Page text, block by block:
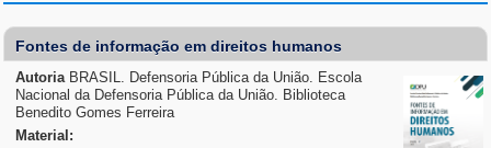
Fontes de informação em direitos humanos
Autoria BRASIL. Defensoria Pública da União. Escola
Nacional da Defensoria Pública da União. Biblioteca
Benedito Gomes Ferreira
Material: